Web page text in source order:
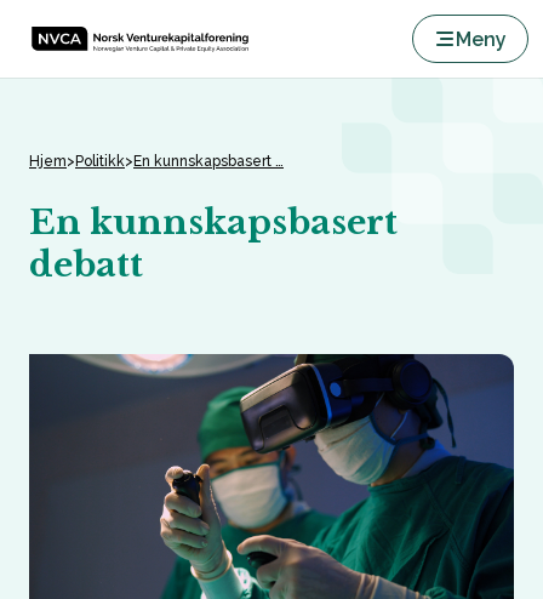
Meny
Hjem> Politikk> En kunnskapsbasert …
En kunnskapsbasert
debatt